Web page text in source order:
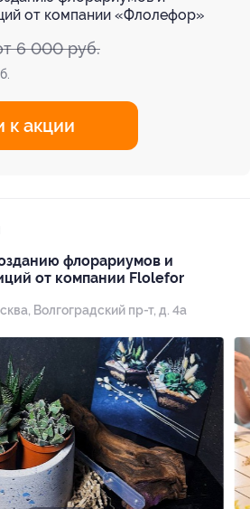
от компании «Флолефор»
6 000 руб.
к акции
флорариумов и
от компании Flolefor
Волгоградский пр-т, д. 4а